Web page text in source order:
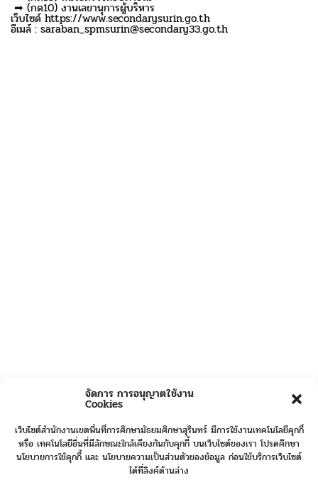
จัดการ การอนุญาตใช้งาน
Cookies
เว็บไซต์สำนักงานเขตพื้นที่การศึกษามัธยมศึกษาสุรินทร์ มีการใช้งานเทคโนโลยีคุกกี้
หรือ เทคโนโลยีอื่นที่มีลักษณะใกล้เคียงกันกับคุกกี้ บนเว็บไซต์ของเรา โปรดศึกษา
นโยบายการใช้คุกกี้ และ นโยบายความเป็นส่วนตัวของข้อมูล ก่อนใช้บริการเว็บไซต์
ได้ที่ลิงค์ด้านล่าง
➡ (กด10) งานเลขานุการผู้บริหาร
เว็บไซด์ https://www.secondarysurin.go.th
อีเมล์ : saraban_spmsurin@secondary33.go.th